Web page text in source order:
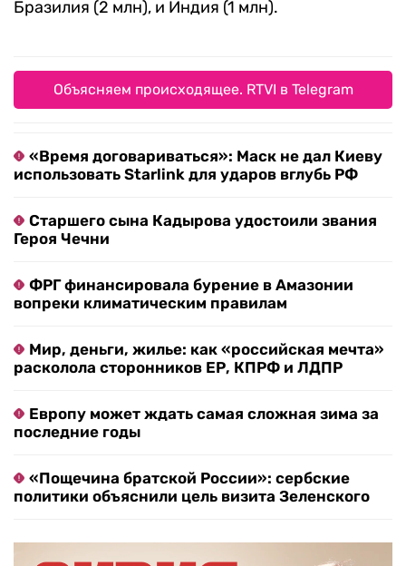
Бразилия (2 млн), и Индия (1 млн).
Объясняем происходящее. RTVI в Telegram
«Время договариваться»: Маск не дал Киеву
использовать Starlink для ударов вглубь РФ
Старшего сына Кадырова удостоили звания
Героя Чечни
ФРГ финансировала бурение в Амазонии
вопреки климатическим правилам
Мир, деньги, жилье: как «российская мечта»
расколола сторонников ЕР, КПРФ и ЛДПР
Европу может ждать самая сложная зима за
последние годы
«Пощечина братской России»: сербские
политики объяснили цель визита Зеленского